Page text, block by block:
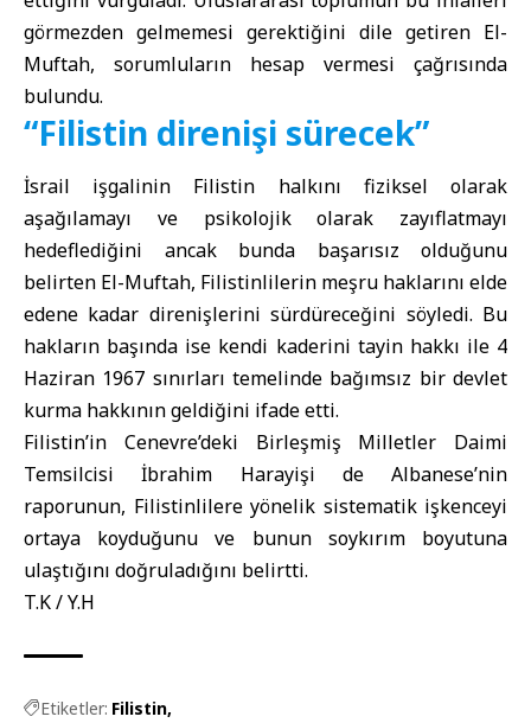
görmezden gelmemesi gerektiğini dile getiren El-
Muftah, sorumluların hesap vermesi çağrısında
bulundu.
“Filistin direnişi sürecek”
İsrail işgalinin Filistin halkını fiziksel olarak
aşağılamayı ve psikolojik olarak zayıflatmayı
hedeflediğini ancak bunda başarısız olduğunu
belirten El-Muftah, Filistinlilerin meşru haklarını elde
edene kadar direnişlerini sürdüreceğini söyledi. Bu
hakların başında ise kendi kaderini tayin hakkı ile 4
Haziran 1967 sınırları temelinde bağımsız bir devlet
kurma hakkının geldiğini ifade etti.
Filistin’in Cenevre’deki Birleşmiş Milletler Daimi
Temsilcisi İbrahim Harayişi de Albanese’nin
raporunun, Filistinlilere yönelik sistematik işkenceyi
ortaya koyduğunu ve bunun soykırım boyutuna
ulaştığını doğruladığını belirtti.
T.K / Y.H
Etiketler: Filistin